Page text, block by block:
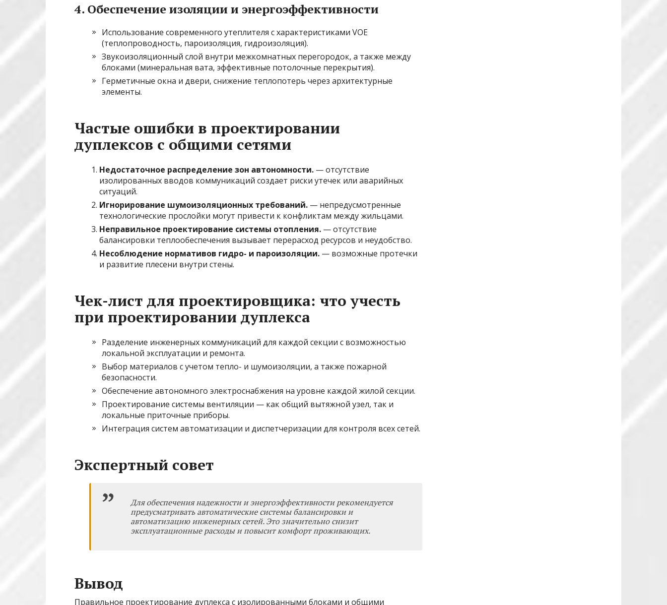
4. Обеспечение изоляции и энергоэффективности
Использование современного утеплителя с характеристиками VOE
(теплопроводность, пароизоляция, гидроизоляция).
Звукоизоляционный слой внутри межкомнатных перегородок, а также между
блоками (минеральная вата, эффективные потолочные перекрытия).
Герметичные окна и двери, снижение теплопотерь через архитектурные
элементы.
Частые ошибки в проектировании
дуплексов с общими сетями
Недостаточное распределение зон автономности. — отсутствие
изолированных вводов коммуникаций создает риски утечек или аварийных
ситуаций.
Игнорирование шумоизоляционных требований. — непредусмотренные
технологические прослойки могут привести к конфликтам между жильцами.
Неправильное проектирование системы отопления. — отсутствие
балансировки теплообеспечения вызывает перерасход ресурсов и неудобство.
Несоблюдение нормативов гидро- и пароизоляции. — возможные протечки
и развитие плесени внутри стены.
Чек-лист для проектировщика: что учесть
при проектировании дуплекса
Разделение инженерных коммуникаций для каждой секции с возможностью
локальной эксплуатации и ремонта.
Выбор материалов с учетом тепло- и шумоизоляции, а также пожарной
безопасности.
Обеспечение автономного электроснабжения на уровне каждой жилой секции.
Проектирование системы вентиляции — как общий вытяжной узел, так и
локальные приточные приборы.
Интеграция систем автоматизации и диспетчеризации для контроля всех сетей.
Экспертный совет
Для обеспечения надежности и энергоэффективности рекомендуется
предусматривать автоматические системы балансировки и
автоматизацию инженерных сетей. Это значительно снизит
эксплуатационные расходы и повысит комфорт проживающих.
Вывод
Правильное проектирование дуплекса с изолированными блоками и общими